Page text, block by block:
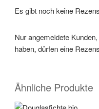
Es gibt noch keine
Nur angemeldete
haben, dürfen eine
Ähnliche Produkte